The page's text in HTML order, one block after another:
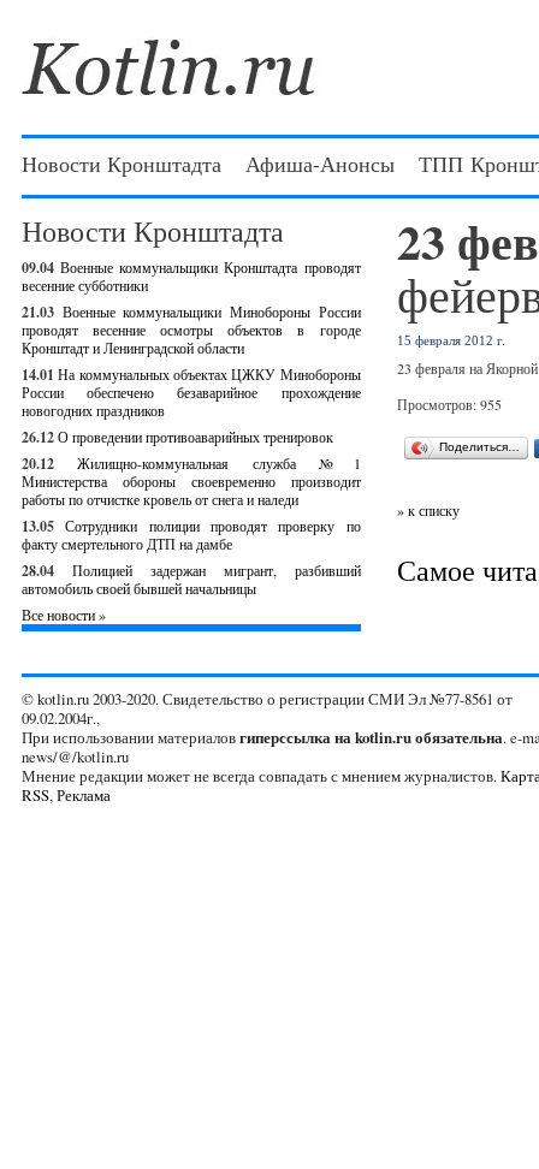
Новости Кронштадта Афиша-Анонсы ТПП
Новости Кронштадта
09.04 Военные коммунальщики Кронштадта проводят
весенние субботники
21.03 Военные коммунальщики Минобороны России
проводят весенние осмотры объектов в городе
Кронштадт и Ленинградской области
14.01 На коммунальных объектах ЦЖКУ Минобороны
России обеспечено безаварийное прохождение
новогодних праздников
26.12О проведении противоаварийных тренировок
20.12
Жилищно-коммунальная служба №1
Министерства обороны своевременно производит
работы по отчистке кровель от снега и наледи
13.05 Сотрудники полиции проводят проверку по
факту смертельного ДТП на дамбе
28.04
Полицией задержан мигрант, разбивший
автомобиль своей бывшей начальницы
Все новости »
23
15 февраля 2012 г.
23 февраля на
Просмотров: 955
Поделиться…
» к списку
Самое
© kotlin.ru 2003-2020. Свидетельство о регистрации СМИ Эл №77-8561 от
09.02.2004г.,
При использовании материаловгиперссылка на kotlin.ru обязательна. e-
news/@/kotlin.ru
Мнение редакции может не всегда совпадать с мнением журналистов.
RSS,Реклама